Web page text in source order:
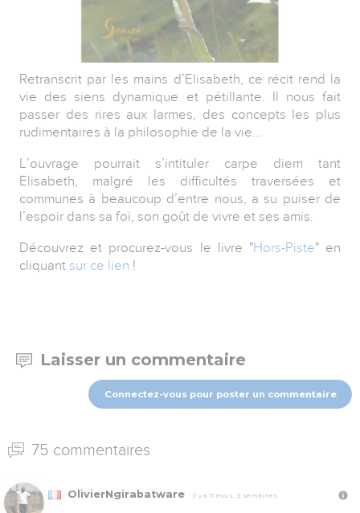
Retranscrit par les mains d’Elisabeth, ce récit rend la
vie des siens dynamique et pétillante. Il nous fait
passer des rires aux larmes, des concepts les plus
rudimentaires à la philosophie de la vie...
L’ouvrage pourrait s’intituler carpe diem tant
Elisabeth, malgré les difficultés traversées et
communes à beaucoup d’entre nous, a su puiser de
l’espoir dans sa foi, son goût de vivre et ses amis.
Découvrez et procurez-vous le livre "Hors-Piste" en
cliquant sur ce lien !
Laisser un commentaire
Connectez-vous pour poster un commentaire
75 commentaires
OlivierNgirabatware Il y a 11 mois, 2 semaines